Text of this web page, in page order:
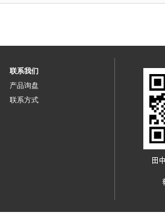
联系我们
产品询盘
联系方式